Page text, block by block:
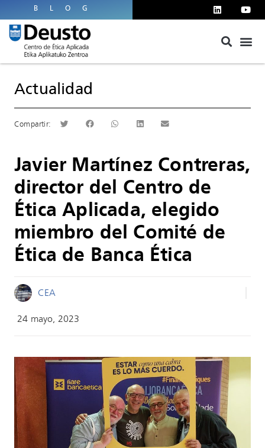
BLOG
Actualidad
Javier Martínez Contreras,
director del Centro de
Ética Aplicada, elegido
miembro del Comité de
Ética de Banca Ética
CEA
24 mayo, 2023